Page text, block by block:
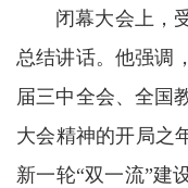
闭幕大会上，
总结讲话。他强调
届三中全会、全国
大会精神的开局之
新一轮“双一流”建